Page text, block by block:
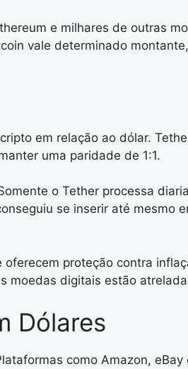
e milhares de outras
vale determinado
em relação ao dólar.
uma paridade de 1:1.
o Tether processa
se inserir até mesmo
proteção contra
moedas digitais estão
Dólares
como Amazon, eBay